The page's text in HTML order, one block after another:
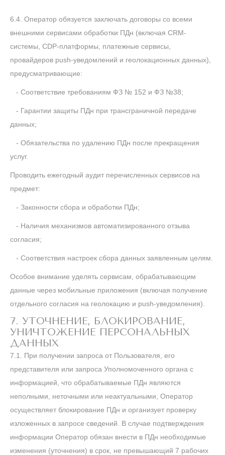
6.4. Оператор обязуется заключать договоры со всеми
внешними сервисами обработки ПДн (включая CRM-
системы, CDP-платформы, платежные сервисы,
провайдеров push-уведомлений и геолокационных данных),
предусматривающие:
- Соответствие требованиям ФЗ № 152 и ФЗ №38;
- Гарантии защиты ПДн при трансграничной передаче
данных;
- Обязательства по удалению ПДн после прекращения
услуг.
Проводить ежегодный аудит перечисленных сервисов на
предмет:
- Законности сбора и обработки ПДн;
- Наличия механизмов автоматизированного отзыва
согласия;
- Соответствия настроек сбора данных заявленным целям.
Особое внимание уделять сервисам, обрабатывающим
данные через мобильные приложения (включая получение
отдельного согласия на геолокацию и push-уведомления).
7. УТОЧНЕНИЕ, БЛОКИРОВАНИЕ,
УНИЧТОЖЕНИЕ ПЕРСОНАЛЬНЫХ
ДАННЫХ
7.1. При получении запроса от Пользователя, его
представителя или запроса Уполномоченного органа с
информацией, что обрабатываемые ПДн являются
неполными, неточными или неактуальными, Оператор
осуществляет блокирование ПДн и организует проверку
изложенных в запросе сведений. В случае подтверждения
информации Оператор обязан внести в ПДн необходимые
изменения (уточнения) в срок, не превышающий 7 рабочих